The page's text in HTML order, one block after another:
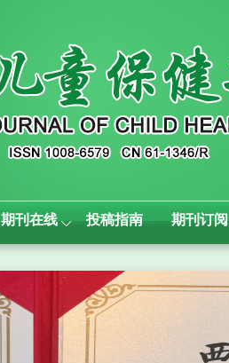
期刊在线 投稿指南 期刊订阅